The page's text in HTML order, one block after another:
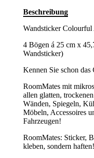
Beschreibung
Wandsticker
4 Bögen á 25 cm x
Wandsticker)
Kennen Sie schon das
RoomMates mit
allen glatten,
Wänden, Spiegeln,
Möbeln, Accessoires
Fahrzeugen!
RoomMates: Sticker,
kleben, sondern haften!